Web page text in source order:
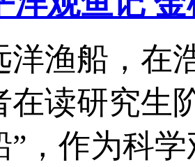
洋渔船，在
在读研究生
”，作为科